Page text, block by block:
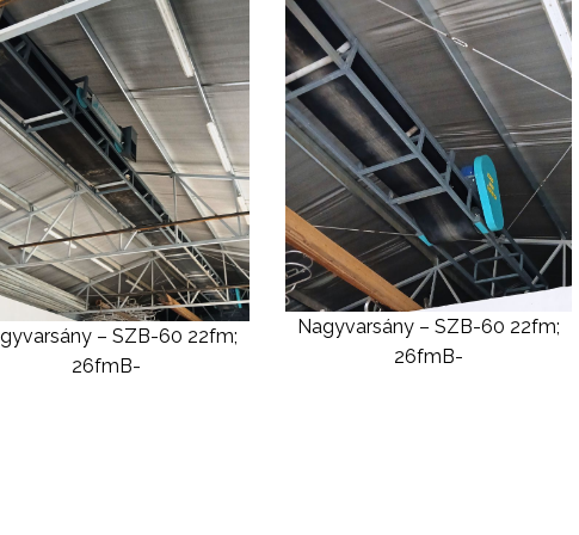
– SZB-60 22fm;
26fmB-
Nagyvarsány – SZB-60 22fm;
26fmB-